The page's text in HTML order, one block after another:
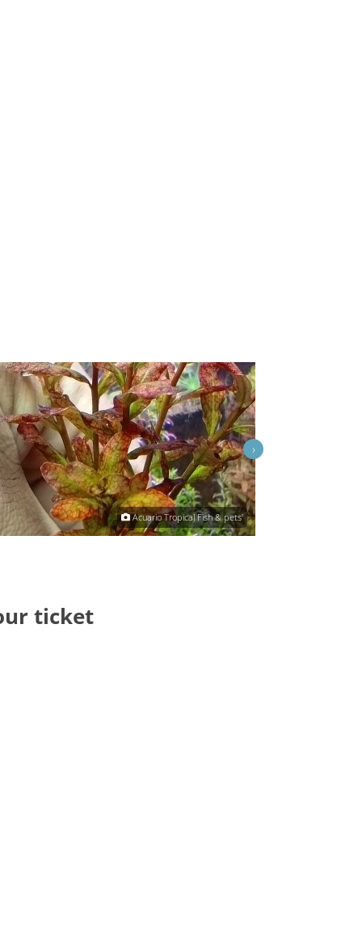
Acuario Tropical Fish & pets'
›
ticket